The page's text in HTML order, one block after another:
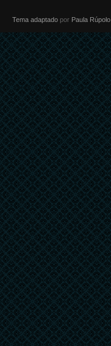
Tema adaptado por Paula Rúpolo